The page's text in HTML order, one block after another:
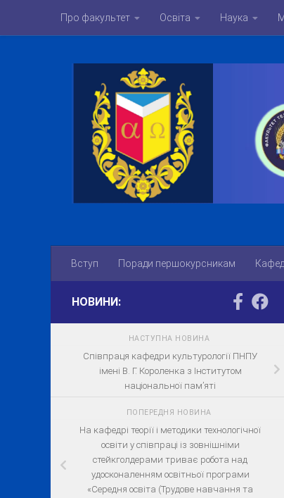
Skip to contentПро факультет Освіта Наука
Вступ Поради першокурсникам
НОВИНИ:
НАСТУПНА НОВИНА
Співпраця кафедри культурології ПНПУ
імені В. Г. Короленка з Інститутом
національної пам’яті
ПОПЕРЕДНЯ НОВИНА
На кафедрі теорії і методики технологічної
освіти у співпраці із зовнішніми
стейкголдерами триває робота над
удосконаленням освітньої програми
«Середня освіта (Трудове навчання та